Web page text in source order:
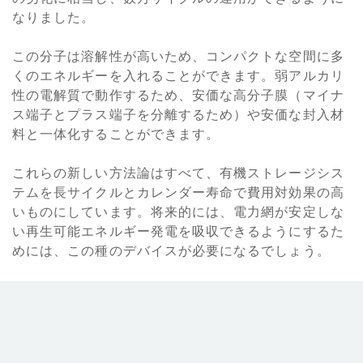
なりました。
この分子は溶解性が高いため、コンパクトな空間に多
くのエネルギーを入れることができます。弱アルカリ
性の電解質で動作するため、安価な高分子膜（マイナ
ス端子とプラス端子を分離するため）や安価な封入材
料と一体化することができます。
これらの新しい方法論はすべて、有機ストレージシス
テムを長サイクルとカレンダー寿命で費用対効果の高
いものにしています。将来的には、電力網が安定しな
い再生可能エネルギー発電を吸収できるようにするた
めには、この種のデバイスが必要になるでしょう。